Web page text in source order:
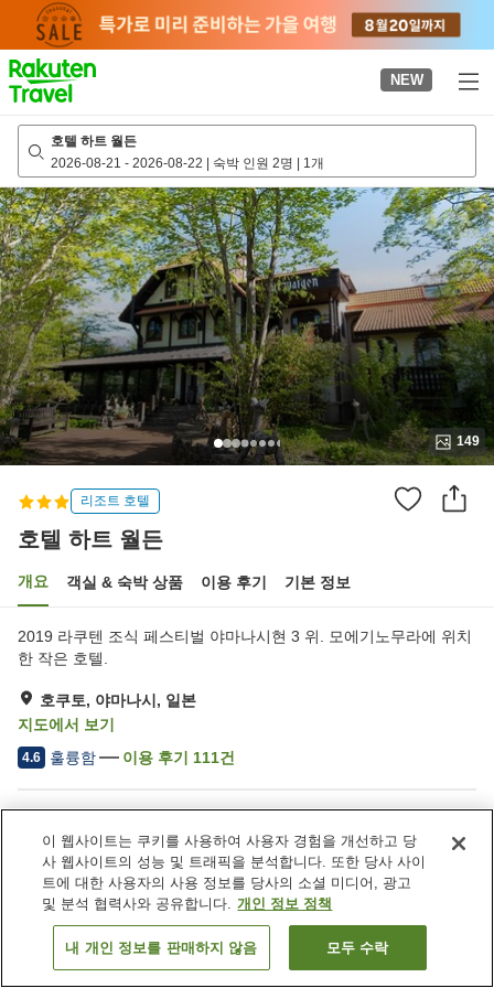
page
NEW
호텔 하트 월든
2026-08-21 - 2026-08-22 | 숙박 인원 2명 | 1개
149
리조트 호텔
호텔 하트 월든
개요 객실 & 숙박 상품 이용 후기 기본 정보
2019 라쿠텐 조식 페스티벌 야마나시현 3 위. 모에기노무라에 위치
한 작은 호텔.
호쿠토, 야마나시, 일본
지도에서 보기
4.6 훌륭함 이용 후기 111건
주차장
스파 / 미용실
레스토랑
라운지
객실 보기
이 웹사이트는 쿠키를 사용하여 사용자 경험을 개선하고 당
사 웹사이트의 성능 및 트래픽을 분석합니다. 또한 당사 사이
트에 대한 사용자의 사용 정보를 당사의 소셜 미디어, 광고
및 분석 협력사와 공유합니다. 개인 정보 정책
내 개인 정보를 판매하지 않음 모두 수락